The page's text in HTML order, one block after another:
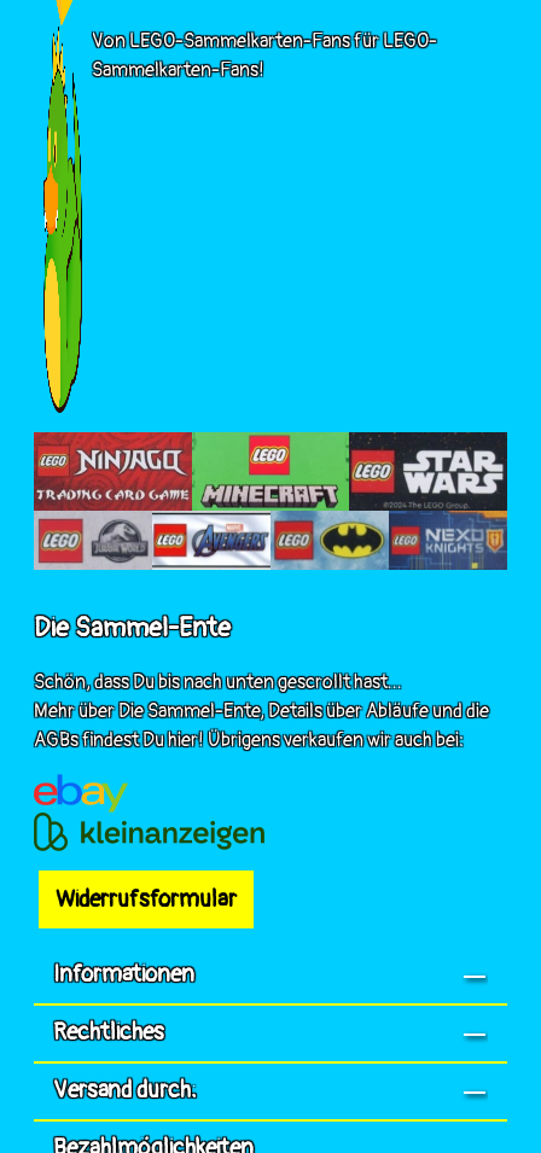
Von LEGO-Sammelkarten-Fans für LEGO-
Sammelkarten-Fans!
Die Sammel-Ente
Schön, dass Du bis nach unten gescrollt hast...
Mehr über Die Sammel-Ente, Details über Abläufe und die
AGBs findest Du hier! Übrigens verkaufen wir auch bei:
Widerrufsformular
Informationen
Rechtliches
Versand durch: